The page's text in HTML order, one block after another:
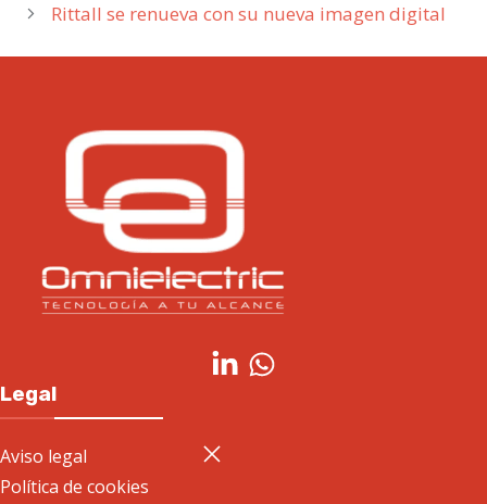
Rittall se renueva con su nueva imagen digital
Legal
Aviso legal
Política de cookies